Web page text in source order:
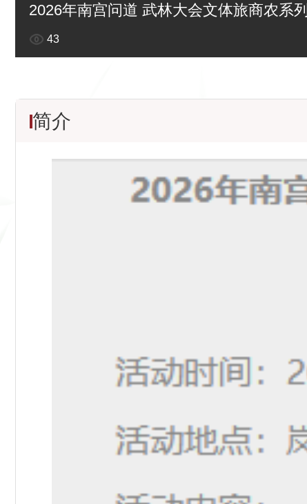
2026年南宫问道 武林大会文体旅商农系
43
简介